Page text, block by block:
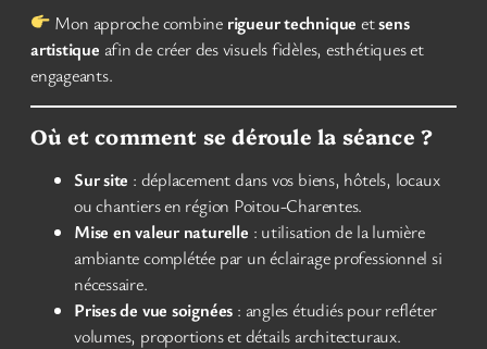
Mon approche combine rigueur technique etsens
artistique afin de créer des visuels fidèles, esthétiques et
engageants.
Où et comment se déroule la séance ?
Sur site : déplacement dans vos biens, hôtels, locaux
ou chantiers en région Poitou-Charentes.
Mise en valeur naturelle : utilisation de la lumière
ambiante complétée par un éclairage professionnel si
nécessaire.
Prises de vue soignées : angles étudiés pour refléter
volumes, proportions et détails architecturaux.